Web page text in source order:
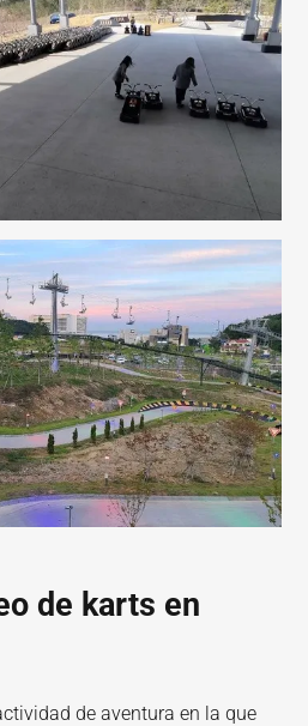
de karts en
de aventura en la que